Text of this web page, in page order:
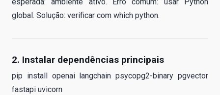
esperada: ambiente ativo. Erro comum: usar Python
global. Solução: verificar com which python.
2. Instalar dependências principais
pip install openai langchain psycopg2-binary pgvector
fastapi uvicorn